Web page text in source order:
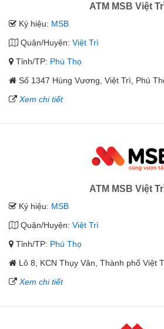
ATM MSB Việt
Ký hiệu: MSB
Quận/Huyện: Việt Trì
Tỉnh/TP: Phú Thọ
Số 1347 Hùng Vương, Việt Trì, Phú
Xem chi tiết
ATM MSB Việt
Ký hiệu: MSB
Quận/Huyện: Việt Trì
Tỉnh/TP: Phú Thọ
Lô 8, KCN Thụy Vân, Thành phố Việt
Xem chi tiết